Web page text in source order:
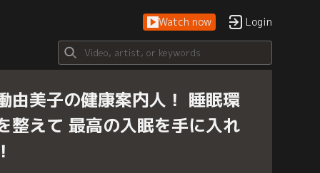
Watch now Login
由美子の健康案内人！ 睡眠環
整えて 最高の入眠を手に入れ